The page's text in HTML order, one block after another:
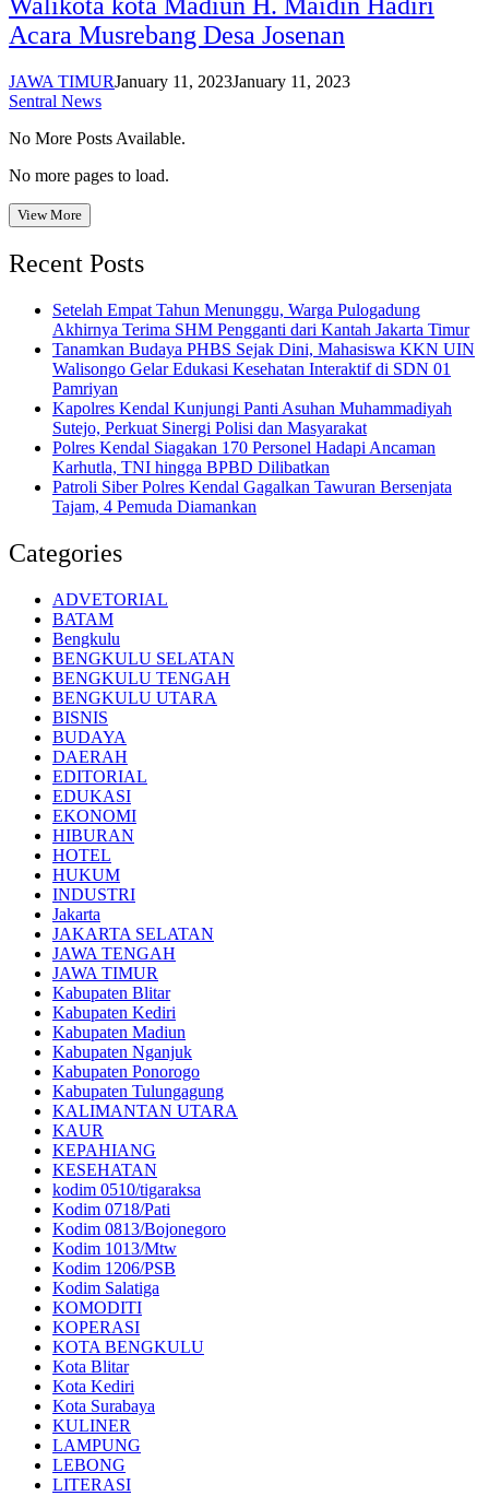
Walikota kota Madiun H. Maidin Hadiri
Acara Musrebang Desa Josenan
JAWA TIMURJanuary 11, 2023January 11, 2023
Sentral News
No More Posts Available.
No more pages to load.
View More
Recent Posts
Setelah Empat Tahun Menunggu, Warga Pulogadung
Akhirnya Terima SHM Pengganti dari Kantah Jakarta Timur
Tanamkan Budaya PHBS Sejak Dini, Mahasiswa KKN UIN
Walisongo Gelar Edukasi Kesehatan Interaktif di SDN 01
Pamriyan
Kapolres Kendal Kunjungi Panti Asuhan Muhammadiyah
Sutejo, Perkuat Sinergi Polisi dan Masyarakat
Polres Kendal Siagakan 170 Personel Hadapi Ancaman
Karhutla, TNI hingga BPBD Dilibatkan
Patroli Siber Polres Kendal Gagalkan Tawuran Bersenjata
Tajam, 4 Pemuda Diamankan
Categories
ADVETORIAL
BATAM
Bengkulu
BENGKULU SELATAN
BENGKULU TENGAH
BENGKULU UTARA
BISNIS
BUDAYA
DAERAH
EDITORIAL
EDUKASI
EKONOMI
HIBURAN
HOTEL
HUKUM
INDUSTRI
Jakarta
JAKARTA SELATAN
JAWA TENGAH
JAWA TIMUR
Kabupaten Blitar
Kabupaten Kediri
Kabupaten Madiun
Kabupaten Nganjuk
Kabupaten Ponorogo
Kabupaten Tulungagung
KALIMANTAN UTARA
KAUR
KEPAHIANG
KESEHATAN
kodim 0510/tigaraksa
Kodim 0718/Pati
Kodim 0813/Bojonegoro
Kodim 1013/Mtw
Kodim 1206/PSB
Kodim Salatiga
KOMODITI
KOPERASI
KOTA BENGKULU
Kota Blitar
Kota Kediri
Kota Surabaya
KULINER
LAMPUNG
LEBONG
LITERASI